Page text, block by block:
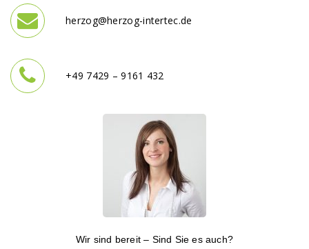
herzog@herzog-intertec.de
+49 7429 – 9161 432
Wir sind bereit – Sind Sie es auch?